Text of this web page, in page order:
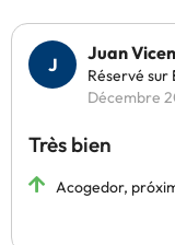
Juan
Réservé sur
Décembre
Très bien
Acogedor,